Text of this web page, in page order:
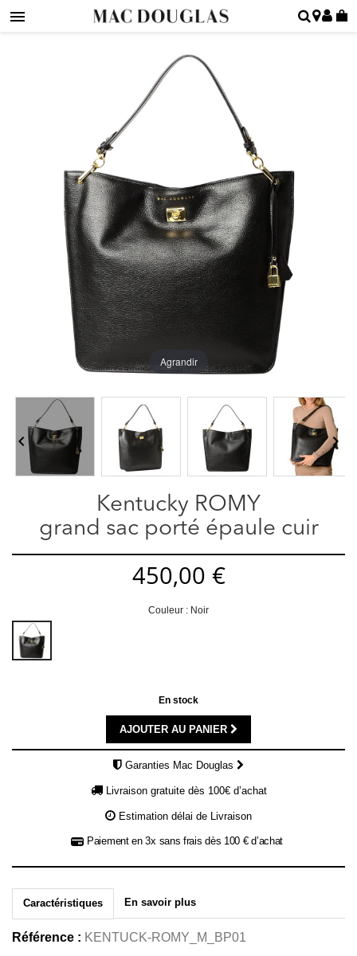
Agrandir
 
Kentucky ROMY
grand sac porté épaule cuir
450,00 €
Couleur : Noir
En stock
AJOUTER AU PANIER
Garanties Mac Douglas
Livraison gratuite dès 100€ d’achat
Estimation délai de Livraison
Paiement en 3x sans frais dès 100 € d’achat
Caractéristiques En savoir plus
Référence : KENTUCK-ROMY_M_BP01